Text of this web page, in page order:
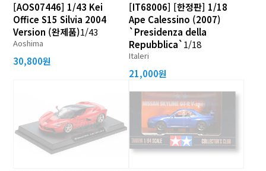
[AOS07446] 1/43 Kei
Office S15 Silvia 2004
Version (완제품)1/43
Aoshima
30,800원
[IT68006] [한정판] 1/18
Ape Calessino (2007)
`Presidenza della
Repubblica`1/18
Italeri
21,000원